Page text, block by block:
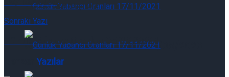
Günlük Yabancı Oranları 07/08/2026
2Ç26 Sonuçları
Sonraki Yazı
Günlük Yabancı Oranları 05/12/2024
Yazılar